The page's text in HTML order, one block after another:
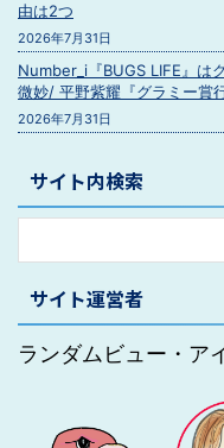
由は2つ
2026年7月31日
Number_i『BUGS LIFE』は
微妙/ 平野紫耀『グラミー賞
2026年7月31日
サイト内検索
サイト運営者
ランダムビュー・ア